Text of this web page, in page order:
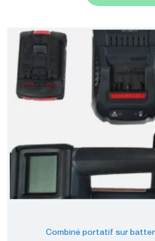
Combiné portatif sur